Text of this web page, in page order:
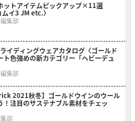
ットアイテムピックアップ×11選
イ3 JM etc.〉
集部
イディングウェアカタログ〈ゴールド
ト色強めの新カテゴリー「ヘビーデュ
集部
2021秋冬】ゴールドウインのウール
！注目のサステナブル素材をチェッ
部